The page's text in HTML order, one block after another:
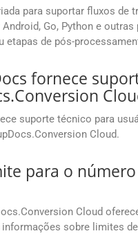
para suportar fluxos de
Android, Go, Python e
etapas de pós-
fornece
suporte técnico para
Cloud.
para o
Cloud
sobre limites